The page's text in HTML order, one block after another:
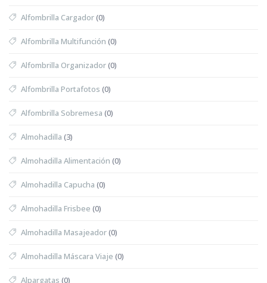
Alfombrilla Cargador(0)
Alfombrilla Multifunción (0)
Alfombrilla Organizador(0)
Alfombrilla Portafotos (0)
Alfombrilla Sobremesa (0)
Almohadilla (3)
Almohadilla Alimentación (0)
Almohadilla Capucha (0)
Almohadilla Frisbee (0)
Almohadilla Masajeador(0)
Almohadilla Máscara Viaje (0)
Alpargatas (0)